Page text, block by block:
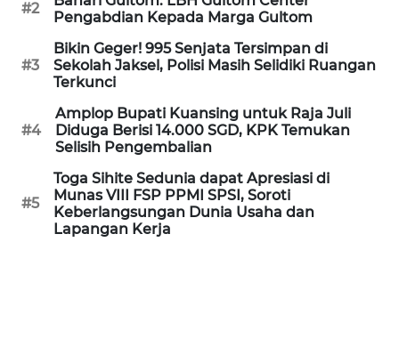
#2
Pengabdian Kepada Marga Gultom
#3
Bikin Geger! 995 Senjata Tersimpan di
Sekolah Jaksel, Polisi Masih Selidiki Ruangan
Terkunci
#4
Amplop Bupati Kuansing untuk Raja Juli
Diduga Berisi 14.000 SGD, KPK Temukan
Selisih Pengembalian
#5
Toga Sihite Sedunia dapat Apresiasi di
Munas VIII FSP PPMI SPSI, Soroti
Keberlangsungan Dunia Usaha dan
Lapangan Kerja
BANTEN
WN
NTT
WN
KEPRI
WN
PAPUA